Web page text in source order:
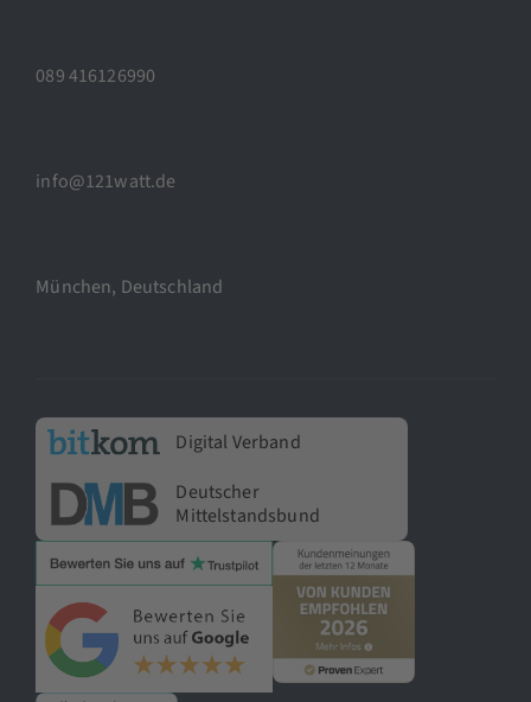
089 416126990
info@121watt.de
München, Deutschland
Digital Verband
Deutscher
Mittelstandsbund